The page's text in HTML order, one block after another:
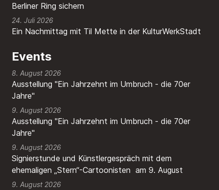
Berliner Ring sichern
Ein Nachmittag mit Til Mette in der KulturWerkStadt
24. Juli 2026
Events
8. August 2026
Ausstellung "Ein Jahrzehnt im Umbruch - die 70er
Jahre"
9. August 2026
Ausstellung "Ein Jahrzehnt im Umbruch - die 70er
Jahre"
9. August 2026
Signierstunde und Künstlergespräch mit dem
ehemaligen „Stern“-Cartoonisten am 9. August
9. August 2026